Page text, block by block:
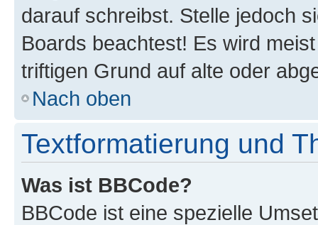
darauf schreibst. Stelle jedoch
Boards beachtest! Es wird
triftigen Grund auf alte oder
Nach oben
Textformatierung und
Was ist BBCode?
BBCode ist eine spezielle